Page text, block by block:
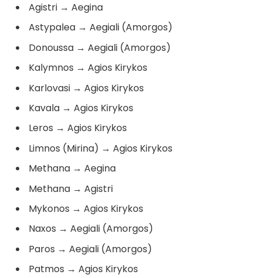
Agistri → Aegina
Astypalea → Aegiali (Amorgos)
Donoussa → Aegiali (Amorgos)
Kalymnos → Agios Kirykos
Karlovasi → Agios Kirykos
Kavala → Agios Kirykos
Leros → Agios Kirykos
Limnos (Mirina) → Agios Kirykos
Methana → Aegina
Methana → Agistri
Mykonos → Agios Kirykos
Naxos → Aegiali (Amorgos)
Paros → Aegiali (Amorgos)
Patmos → Agios Kirykos